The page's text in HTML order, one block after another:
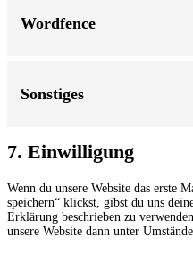
Wordfence
Sonstiges
7. Einwilligung
Wenn du unsere Website das erste
speichern“ klickst, gibst du uns
Erklärung beschrieben zu
unsere Website dann unter